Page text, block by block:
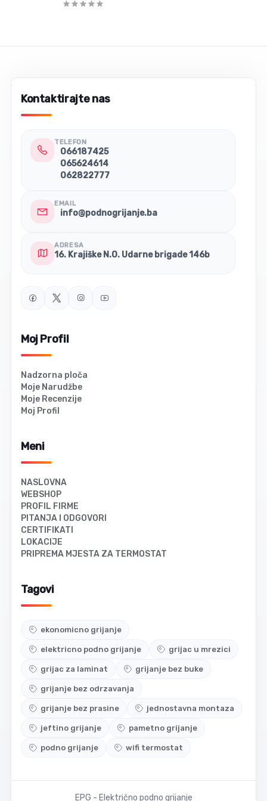
Kontaktirajte nas
TELEFON
066187425
065624614
062822777
EMAIL
info@podnogrijanje.ba
ADRESA
16. Krajiške N.O. Udarne brigade 146b
Moj Profil
Nadzorna ploča
Moje Narudžbe
Moje Recenzije
Moj Profil
Meni
NASLOVNA
WEBSHOP
PROFIL FIRME
PITANJA I ODGOVORI
CERTIFIKATI
LOKACIJE
PRIPREMA MJESTA ZA TERMOSTAT
Tagovi
ekonomicno grijanje
elektricno podno grijanje grijac u mrezici
grijac za laminat grijanje bez buke
grijanje bez odrzavanja
grijanje bez prasine jednostavna montaza
jeftino grijanje pametno grijanje
podno grijanje wifi termostat
EPG - Električno podno grijanje